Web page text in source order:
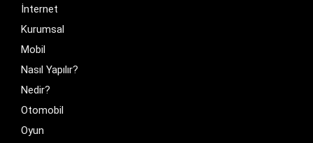
İnternet
Kurumsal
Mobil
Nasıl Yapılır?
Nedir?
Otomobil
Oyun